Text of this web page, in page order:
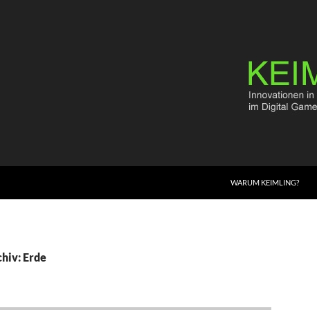
WARUM KEIMLING?
Erde